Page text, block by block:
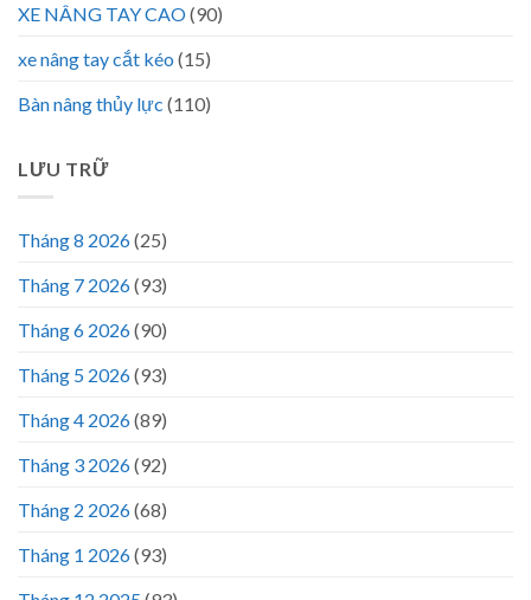
XE NÂNG TAY CAO(90)
xe nâng tay cắt kéo (15)
Bàn nâng thủy lực (110)
LƯU TRỮ
Tháng 8 2026(25)
Tháng 7 2026(93)
Tháng 6 2026(90)
Tháng 5 2026(93)
Tháng 4 2026(89)
Tháng 3 2026(92)
Tháng 2 2026(68)
Tháng 1 2026(93)